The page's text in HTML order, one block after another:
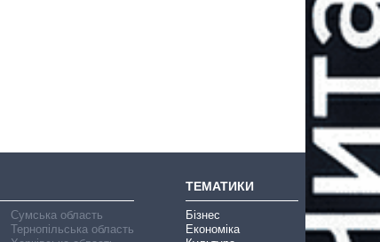
Сумська область
Тернопільська область
ТЕМАТИКИ
Бізнес
Економіка